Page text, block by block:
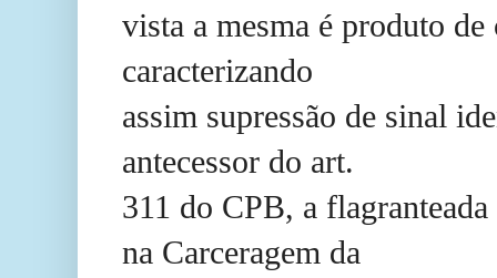
vista a mesma é produto
caracterizando
assim supressão de sinal
antecessor do art.
311 do CPB, a
na Carceragem da